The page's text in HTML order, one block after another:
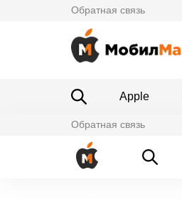
Apple
Обратная связь
Обратная связь